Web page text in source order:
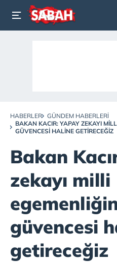
HABERLER
GÜNDEM HABERLERI
BAKAN KACIR: YAPAY ZEKAYI
GÜVENCESI HALINE GETIRECEĞIZ
Bakan
zekayı milli
güvencesi
getireceğiz